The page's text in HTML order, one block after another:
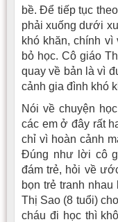
bề. Ðể tiếp tục
phải xuống dưới
khó khăn, chính vì
bỏ học. Cô giáo
quay về bản là vì
cảnh gia đình khó
Nói về chuyện
các em ở đây rất
chỉ vì hoàn cảnh
Ðúng như lời cô
đám trẻ, hỏi về
bọn trẻ tranh
Thị Sao (8 tuổi)
cháu đi học thì